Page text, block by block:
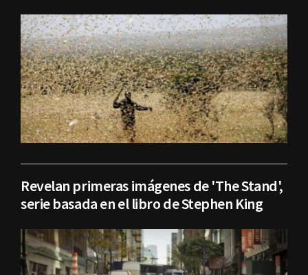
Revelan primeras imágenes de 'The Stand',
serie basada en el libro de Stephen King